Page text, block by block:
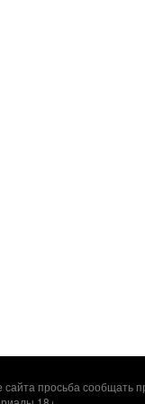
сайта просьба